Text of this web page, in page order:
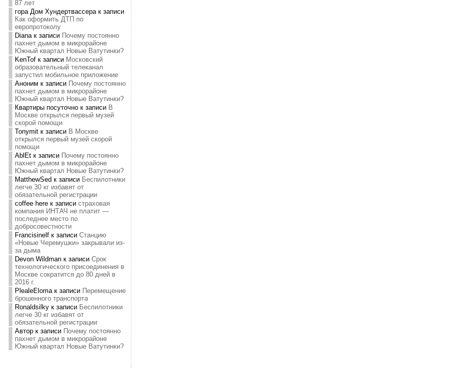
87 лет
гора Дом Хундертвассерак записи
Как оформить ДТП по
европротоколу
Dianaк записи Почему постоянно
пахнет дымом в микрорайоне
Южный квартал Новые Ватутинки?
KenTofк записи Московский
образовательный телеканал
запустил мобильное приложение
Аноним к записи Почему постоянно
пахнет дымом в микрорайоне
Южный квартал Новые Ватутинки?
Квартиры посуточнок записи В
Москве открылся первый музей
скорой помощи
Tonymitк записи В Москве
открылся первый музей скорой
помощи
AblEtк записи Почему постоянно
пахнет дымом в микрорайоне
Южный квартал Новые Ватутинки?
MatthewSed к записи Беспилотники
легче 30 кг избавят от
обязательной регистрации
coffee hereк записи страховая
компания ИНТАЧ не платит —
последнее место по
добросовестности
Francisinelfк записи Станцию
«Новые Черемушки» закрывали из-
за дыма
Devon Wildmanк записи Срок
технологического присоединения в
Москве сократится до 80 дней в
2016 г.
PlealeElomaк записи Перемещение
брошенного транспорта
Ronaldsilkyк записи Беспилотники
легче 30 кг избавят от
обязательной регистрации
Авторк записи Почему постоянно
пахнет дымом в микрорайоне
Южный квартал Новые Ватутинки?